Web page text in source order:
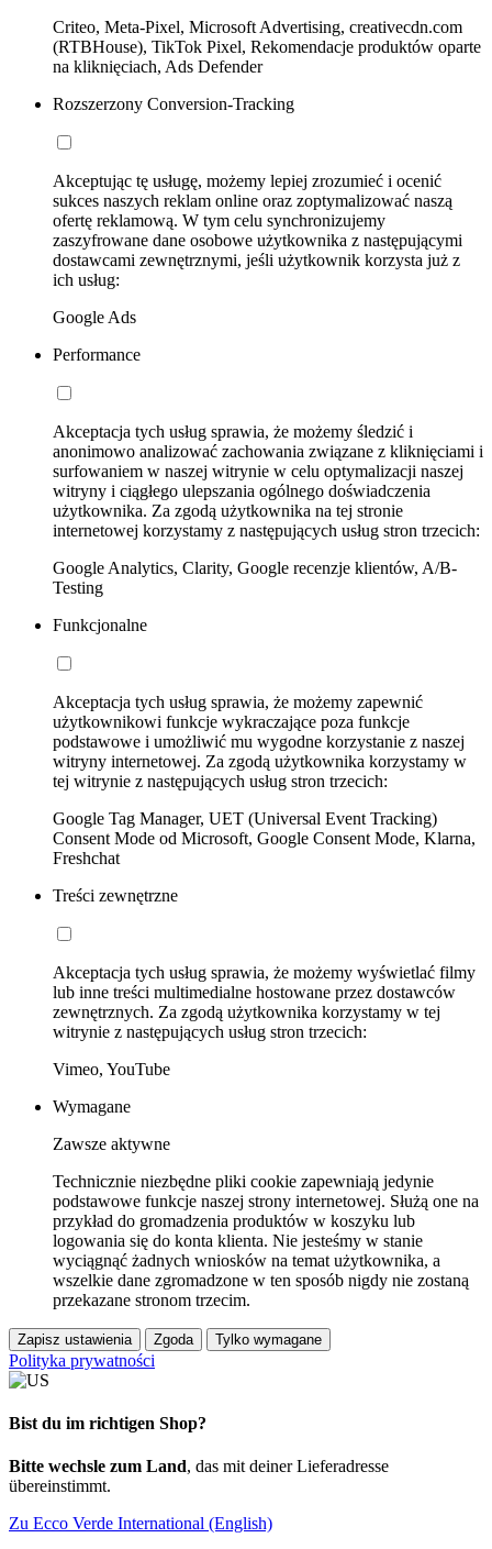
Criteo, Meta-Pixel, Microsoft Advertising, creativecdn.com
(RTBHouse), TikTok Pixel, Rekomendacje produktów oparte
na kliknięciach, Ads Defender
Rozszerzony Conversion-Tracking
Akceptując tę usługę, możemy lepiej zrozumieć i ocenić
sukces naszych reklam online oraz zoptymalizować naszą
ofertę reklamową. W tym celu synchronizujemy
zaszyfrowane dane osobowe użytkownika z następującymi
dostawcami zewnętrznymi, jeśli użytkownik korzysta już z
ich usług:
Google Ads
Performance
Akceptacja tych usług sprawia, że możemy śledzić i
anonimowo analizować zachowania związane z kliknięciami i
surfowaniem w naszej witrynie w celu optymalizacji naszej
witryny i ciągłego ulepszania ogólnego doświadczenia
użytkownika. Za zgodą użytkownika na tej stronie
internetowej korzystamy z następujących usług stron trzecich:
Google Analytics, Clarity, Google recenzje klientów, A/B-
Testing
Funkcjonalne
Akceptacja tych usług sprawia, że możemy zapewnić
użytkownikowi funkcje wykraczające poza funkcje
podstawowe i umożliwić mu wygodne korzystanie z naszej
witryny internetowej. Za zgodą użytkownika korzystamy w
tej witrynie z następujących usług stron trzecich:
Google Tag Manager, UET (Universal Event Tracking)
Consent Mode od Microsoft, Google Consent Mode, Klarna,
Freshchat
Treści zewnętrzne
Akceptacja tych usług sprawia, że możemy wyświetlać filmy
lub inne treści multimedialne hostowane przez dostawców
zewnętrznych. Za zgodą użytkownika korzystamy w tej
witrynie z następujących usług stron trzecich:
Vimeo, YouTube
Wymagane
Zawsze aktywne
Technicznie niezbędne pliki cookie zapewniają jedynie
podstawowe funkcje naszej strony internetowej. Służą one na
przykład do gromadzenia produktów w koszyku lub
logowania się do konta klienta. Nie jesteśmy w stanie
wyciągnąć żadnych wniosków na temat użytkownika, a
wszelkie dane zgromadzone w ten sposób nigdy nie zostaną
przekazane stronom trzecim.
Zapisz ustawienia Zgoda Tylko wymagane
Polityka prywatności
Bist du im richtigen Shop?
Bitte wechsle zum Land, das mit deiner Lieferadresse
übereinstimmt.
Zu Ecco Verde International (English)